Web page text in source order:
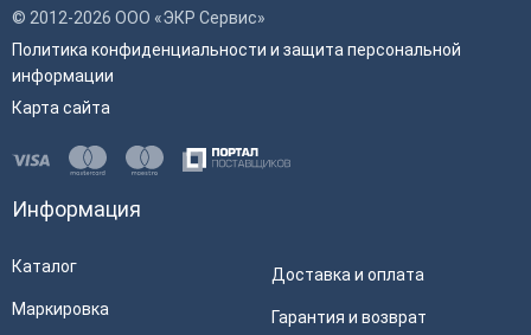
© 2012-2026 ООО «ЭКР Сервис»
Политика конфиденциальности и защита персональной
информации
Карта сайта
Информация
Каталог
Маркировка
Доставка и оплата
Гарантия и возврат